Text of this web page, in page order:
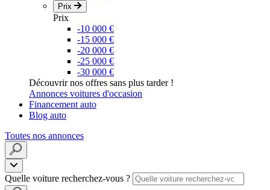
Prix
Prix
-10 000 €
-15 000 €
-20 000 €
-25 000 €
-30 000 €
Découvrir nos offres sans plus tarder !
Annonces voitures d'occasion
Financement auto
Blog auto
Toutes nos annonces
Quelle voiture recherchez-vous ?